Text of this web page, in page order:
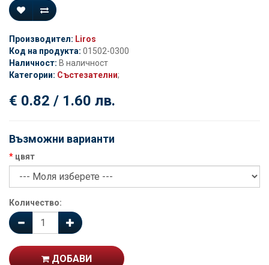
Производител: Liros
Код на продукта: 01502-0300
Наличност: В наличност
Категории: Състезателни;
€ 0.82 / 1.60 лв.
Възможни варианти
цвят
Количество:
ДОБАВИ